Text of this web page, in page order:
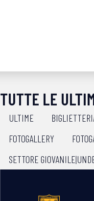
TUTTE LE
ULTIME
FOTOGALLERY
SETTORE